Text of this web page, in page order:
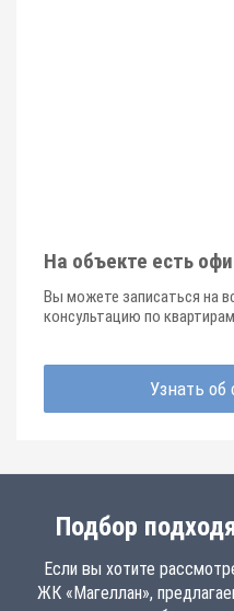
На объекте есть
Вы можете записаться на
консультацию по квартирам
Узнать
Подбор
Если вы хотите
ЖК «Магеллан»,